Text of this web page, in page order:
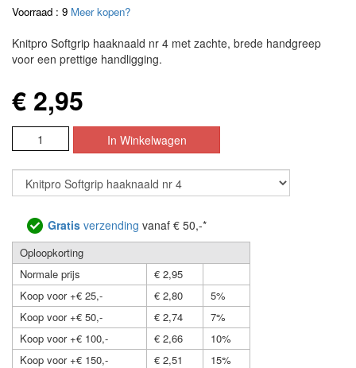
Voorraad : 9 Meer kopen?
Knitpro Softgrip haaknaald nr 4 met zachte, brede handgreep
voor een prettige handligging.
€ 2,95
Gratis verzending vanaf € 50,-*
Oploopkorting
Normale prijs
€ 2,95
Koop voor +€ 25,-
€ 2,80
5%
Koop voor +€ 50,-
€ 2,74
7%
Koop voor +€ 100,-
€ 2,66
10%
Koop voor +€ 150,-
€ 2,51 15%